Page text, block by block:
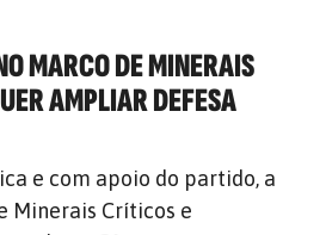
MARCO DE MINERAIS
AMPLIAR DEFESA
e com apoio do partido, a
Minerais Críticos e